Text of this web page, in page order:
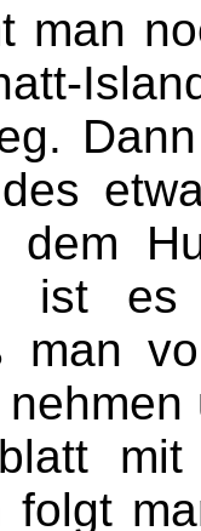
man
ist
man
folgt